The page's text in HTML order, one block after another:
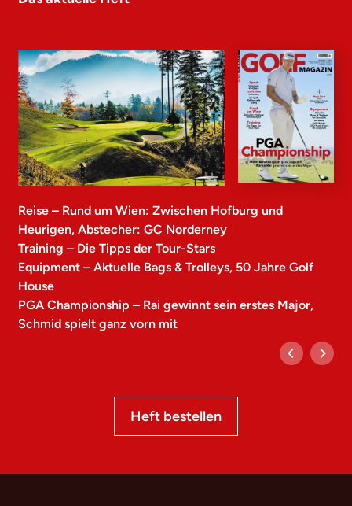
Reise – Rund um Wien: Zwischen Hofburg und
Heurigen, Abstecher: GC Norderney
Training – Die Tipps der Tour-Stars
Equipment – Aktuelle Bags & Trolleys, 50 Jahre Golf
House
PGA Championship – Rai gewinnt sein erstes Major,
Schmid spielt ganz vorn mit
Heft bestellen